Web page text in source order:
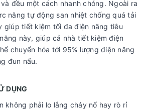
đều một cách nhanh chóng. Ngoài ra
năng tự động san nhiệt chống quá tải
giúp tiết kiệm tối đa điện năng tiêu
này, giúp cả nhà tiết kiệm điện
chuyển hóa tới 95% lượng điện năng
đun nấu.
DỤNG
không phải lo lắng cháy nổ hay rò rỉ